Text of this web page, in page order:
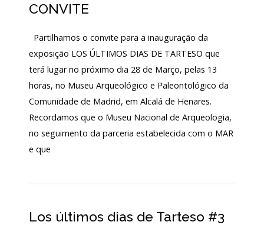
Exposições
Cooperação
Serviços
LOJA
CONVITE
Partilhamos o convite para a inauguração da
exposição LOS ÚLTIMOS DIAS DE TARTESO que
terá lugar no próximo dia 28 de Março, pelas 13
horas, no Museu Arqueológico e Paleontológico da
Comunidade de Madrid, em Alcalá de Henares.
Recordamos que o Museu Nacional de Arqueologia,
no seguimento da parceria estabelecida com o MAR
e que
Los últimos dias de Tarteso #3